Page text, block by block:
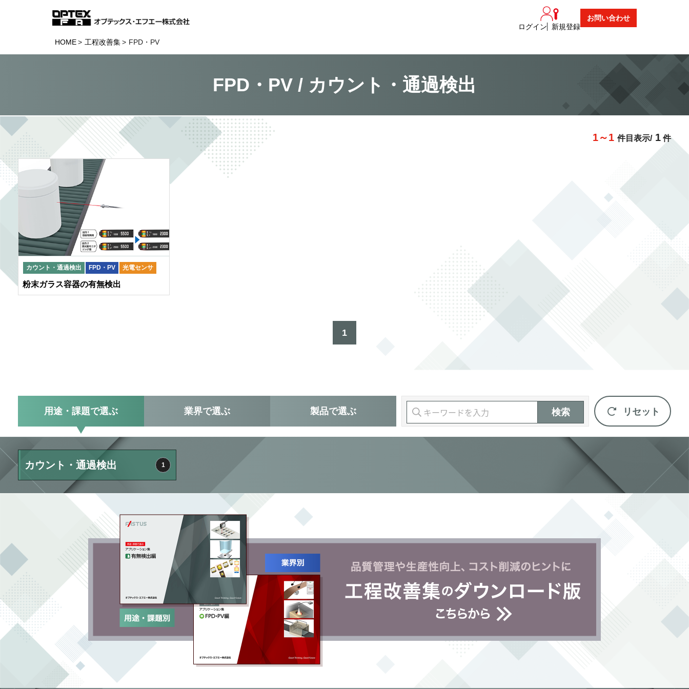
ログイン 新規登録
お問い合わせ
HOME 工程改善集 FPD・PV
FPD・PV / カウント・通過検出
1～1 件目表示/ 1 件
カウント・通過検出 FPD・PV 光電センサ
粉末ガラス容器の有無検出
1
用途・課題で選ぶ 業界で選ぶ 製品で選ぶ 検索 リセット
カウント・通過検出 1